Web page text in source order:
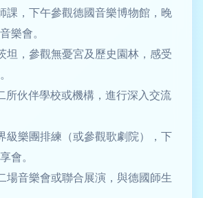
課，下午參觀德國音樂博物館，晚
樂會。
坦，參觀無憂宮及歷史園林，感受
所伙伴學校或機構，進行深入交流
級樂團排練（或參觀歌劇院），下
會。
場音樂會或聯合展演，與德國師生